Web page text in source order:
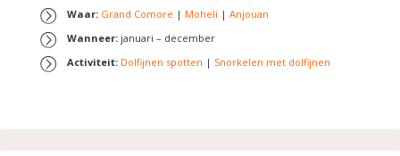
Waar: Grand Comore | Moheli | Anjouan
Wanneer: januari – december
Activiteit: Dolfijnen spotten | Snorkelen met dolfijnen